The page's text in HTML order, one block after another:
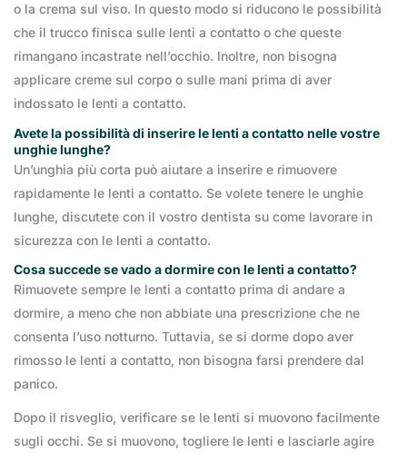
o la crema sul viso. In questo modo si riducono le possibilità
che il trucco finisca sulle lenti a contatto o che queste
rimangano incastrate nell’occhio. Inoltre, non bisogna
applicare creme sul corpo o sulle mani prima di aver
indossato le lenti a contatto.
Avete la possibilità di inserire le lenti a contatto nelle vostre
unghie lunghe?
Un’unghia più corta può aiutare a inserire e rimuovere
rapidamente le lenti a contatto. Se volete tenere le unghie
lunghe, discutete con il vostro dentista su come lavorare in
sicurezza con le lenti a contatto.
Cosa succede se vado a dormire con le lenti a contatto?
Rimuovete sempre le lenti a contatto prima di andare a
dormire, a meno che non abbiate una prescrizione che ne
consenta l’uso notturno. Tuttavia, se si dorme dopo aver
rimosso le lenti a contatto, non bisogna farsi prendere dal
panico.
Dopo il risveglio, verificare se le lenti si muovono facilmente
sugli occhi. Se si muovono, togliere le lenti e lasciarle agire